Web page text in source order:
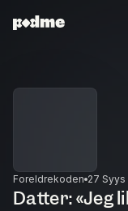
Foreldrekoden 27 Syys
Datter: «Jeg